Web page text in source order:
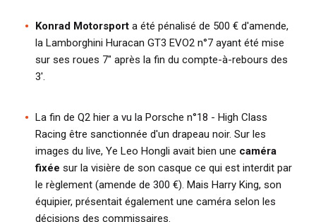
Konrad Motorsport a été pénalisé de 500 € d'amende,
la Lamborghini Huracan GT3 EVO2 n°7 ayant été mise
sur ses roues 7" après la fin du compte-à-rebours des
3'.
La fin de Q2 hier a vu la Porsche n°18 - High Class
Racing être sanctionnée d'un drapeau noir. Sur les
images du live, Ye Leo Hongli avait bien une caméra
fixée sur la visière de son casque ce qui est interdit par
le règlement (amende de 300 €). Mais Harry King, son
équipier, présentait également une caméra selon les
décisions des commissaires.